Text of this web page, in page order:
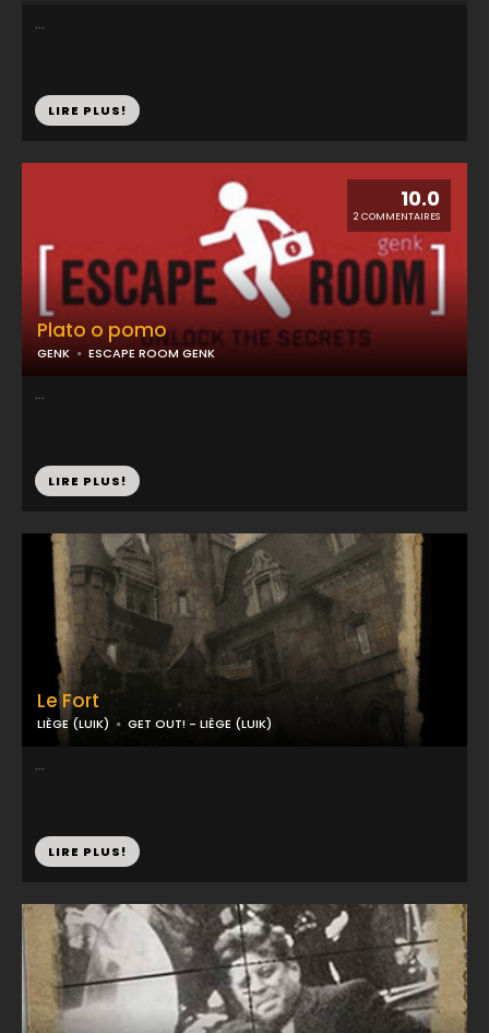
...
LIRE PLUS!
10.0
2 COMMENTAIRES
Plato o pomo
GENK ESCAPE ROOM GENK
...
LIRE PLUS!
Le Fort
LIÈGE (LUIK) GET OUT! - LIÈGE (LUIK)
...
LIRE PLUS!